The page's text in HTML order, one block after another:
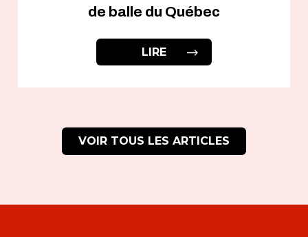
de balle du Québec
LIRE
VOIR TOUS LES ARTICLES